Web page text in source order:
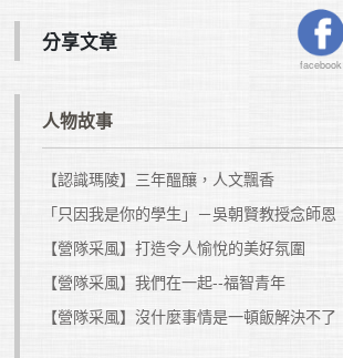
人物故事
【認識瑪陵】三年醞釀，人文飄香
「只因我是你的學生」－吳朝賢教授念師恩
【營隊采風】打造令人愉悅的美好氛圍
【營隊采風】我們在一起--福智青年
【營隊采風】沒什麼事情是一頓飯解決不了
分享文章
facebook